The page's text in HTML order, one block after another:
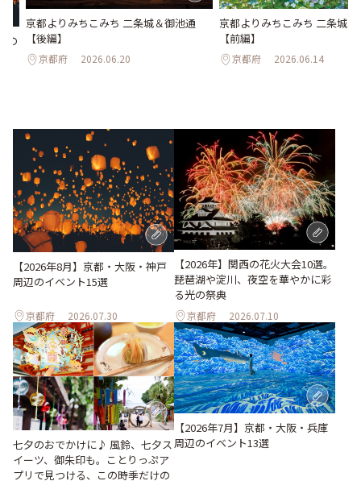
の
京都よりみちこみち 二条城＆御池通
【後編】
京都府 2026.06.20
京都よりみちこみち 二条城
【前編】
京都府 2026.06.14
【2026年8月】京都・大阪・神戸
周辺のイベント15選
京都府 2026.07.30
【2026年】関西の花火大会10選。
琵琶湖や淀川、夜空を華やかに彩
る光の祭典
京都府 2026.07.10
七夕のおでかけに♪ 風鈴、七夕ス
イーツ、御朱印も。ことりっぷア
プリで見つける、この時季だけの
【2026年7月】京都・大阪・兵庫
周辺のイベント13選